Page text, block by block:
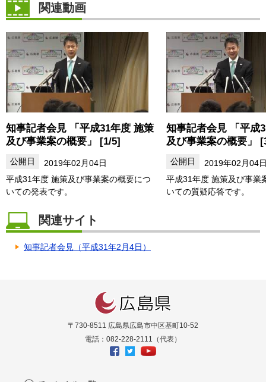
関連動画
知事記者会見 「平成31年度 施策
及び事業案の概要」 [1/5]
2019年02月04日
平成31年度 施策及び事業案の概要につ
いての発表です。
知事記者会見 「平成
及び事業案の概要」
2019年02月04
平成31年度 施策及び事業
いての質疑応答です。
関連サイト
知事記者会見（平成31年2月4日）
〒730-8511 広島県広島市中区基町10-52
電話：082-228-2111（代表）